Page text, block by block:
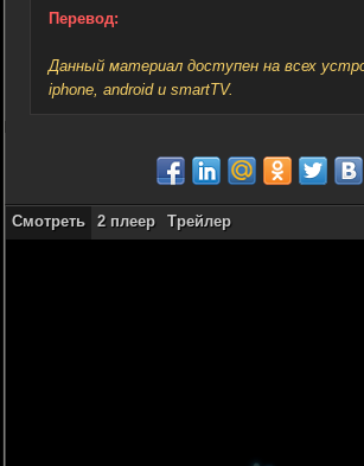
Перевод:
Данный материал доступен на всех
iphone, android и smartTV.
Смотреть 2 плеер Трейлер